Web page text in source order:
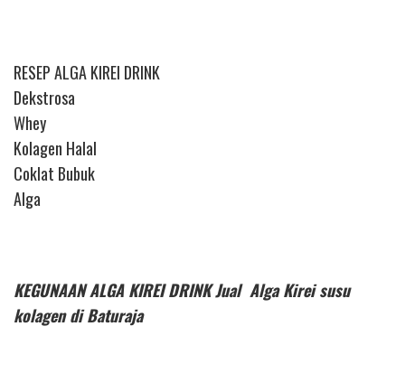
RESEP ALGA KIREI DRINK
Dekstrosa
Whey
Kolagen Halal
Coklat Bubuk
Alga
KEGUNAAN ALGA KIREI DRINK Jual Alga Kirei susu
kolagen di Baturaja